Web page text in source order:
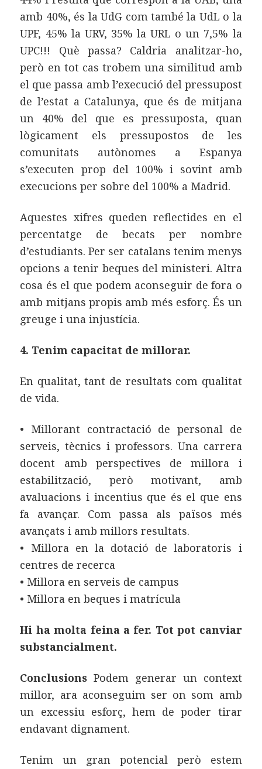
amb 40%, és la UdG com també la UdL o la
UPF, 45% la URV, 35% la URL o un 7,5% la
UPC!!! Què passa? Caldria analitzar-ho,
però en tot cas trobem una similitud amb
el que passa amb l’execució del pressupost
de l’estat a Catalunya, que és de mitjana
un 40% del que es pressuposta, quan
lògicament els pressupostos de les
comunitats autònomes a Espanya
s’executen prop del 100% i sovint amb
execucions per sobre del 100% a Madrid.
Aquestes xifres queden reflectides en el
percentatge de becats per nombre
d’estudiants. Per ser catalans tenim menys
opcions a tenir beques del ministeri. Altra
cosa és el que podem aconseguir de fora o
amb mitjans propis amb més esforç. És un
greuge i una injustícia.
4. Tenim capacitat de millorar.
En qualitat, tant de resultats com qualitat
de vida.
• Millorant contractació de personal de
serveis, tècnics i professors. Una carrera
docent amb perspectives de millora i
estabilització, però motivant, amb
avaluacions i incentius que és el que ens
fa avançar. Com passa als països més
avançats i amb millors resultats.
• Millora en la dotació de laboratoris i
centres de recerca
• Millora en serveis de campus
• Millora en beques i matrícula
Hi ha molta feina a fer. Tot pot canviar
substancialment.
Conclusions Podem generar un context
millor, ara aconseguim ser on som amb
un excessiu esforç, hem de poder tirar
endavant dignament.
Tenim un gran potencial però estem